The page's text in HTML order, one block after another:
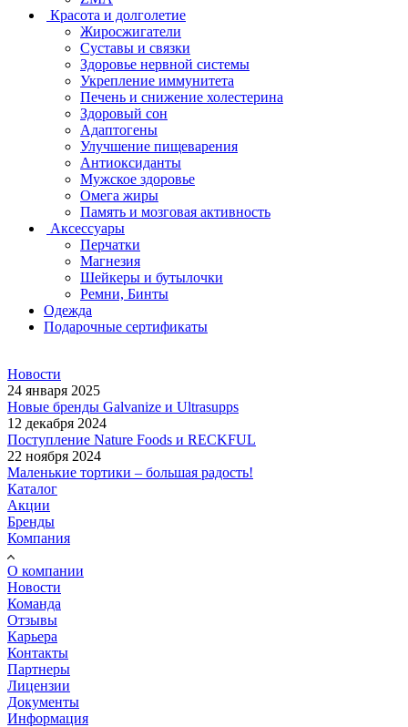
Красота и долголетие
Жиросжигатели
Суставы и связки
Здоровье нервной системы
Укрепление иммунитета
Печень и снижение холестерина
Здоровый сон
Адаптогены
Улучшение пищеварения
Антиоксиданты
Мужское здоровье
Омега жиры
Память и мозговая активность
Аксессуары
Перчатки
Магнезия
Шейкеры и бутылочки
Ремни, Бинты
Одежда
Подарочные сертификаты
Новости
24 января 2025
Новые бренды Galvanize и Ultrasupps
12 декабря 2024
Поступление Nature Foods и RECKFUL
22 ноября 2024
Маленькие тортики – большая радость!
Каталог
Акции
Бренды
Компания
О компании
Новости
Команда
Отзывы
Карьера
Контакты
Партнеры
Лицензии
Документы
Информация